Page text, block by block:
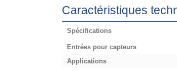
Caractéristiques
Spécifications
Entrées pour capteurs
Applications